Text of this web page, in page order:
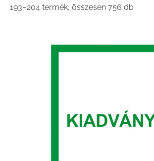
193–204 termék, összesen 756 dbSorted